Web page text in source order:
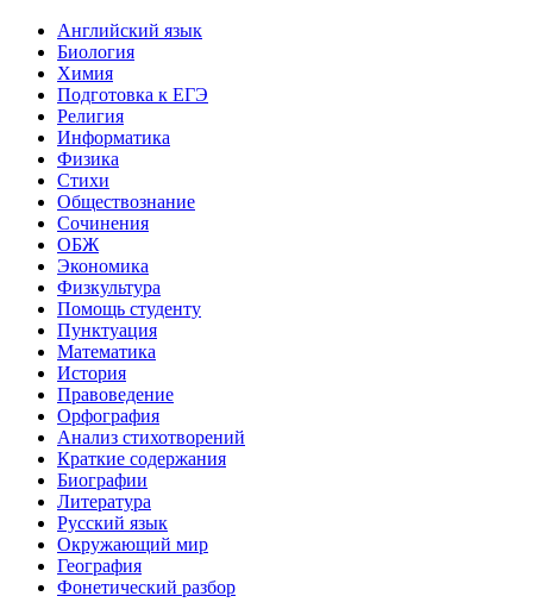
Английский язык
Биология
Химия
Подготовка к ЕГЭ
Религия
Информатика
Физика
Стихи
Обществознание
Сочинения
ОБЖ
Экономика
Физкультура
Помощь студенту
Пунктуация
Математика
История
Правоведение
Орфография
Анализ стихотворений
Краткие содержания
Биографии
Литература
Русский язык
Окружающий мир
География
Фонетический разбор